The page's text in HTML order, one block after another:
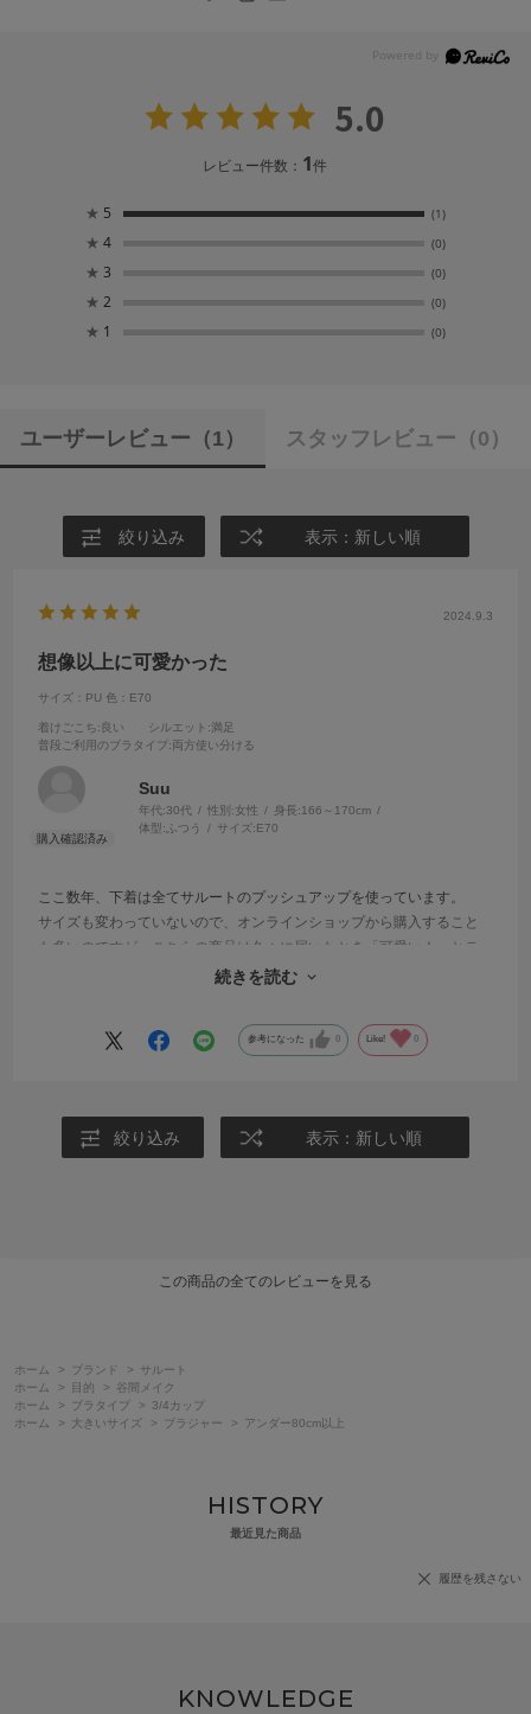
5.0
レビュー件数： 1件
★ 5 (1)
★ 4 (0)
★ 3 (0)
★ 2 (0)
★ 1 (0)
ユーザーレビュー （1） スタッフレビュー （0）
絞り込み 表示：新しい順
2024.9.3
想像以上に可愛かった
サイズ：PU 色：E70
着けごこち:良い シルエット :満足
普段ご利用のブラタイプ :両方使い分ける
Suu
年代:30代 性別:女性 身長:166～170cm
体型: ふつう サイズ:E70
ここ数年、下着は全てサルートのプッシュアップを使っています。
サイズも変わっていないので、オンラインショップから購入すること
も多いのですが、こちらの商品は久々に届いたとき「可愛い！」とテ
ンションが上がってしまいました。色づかいが好みです。大満足の買
続きを読む
参考になった 0 Like! 0
絞り込み 表示：新しい順
この商品の全てのレビューを見る
ホーム > ブランド >
サルート
ホーム
> 目的 >
谷間メイク
ホーム
> ブラタイプ >
3/4カップ
ホーム
> 大きいサイズ > ブラジャー > アンダー80cm以上
HISTORY
最近見た商品
履歴を残さない
KNOWLEDGE